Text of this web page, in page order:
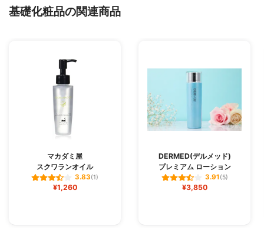
基礎化粧品の関連商品
マカダミ屋
スクワランオイル
3.83(1)
¥1,260
DERMED(デルメッド)
プレミアム ローション
3.91(5)
¥3,850